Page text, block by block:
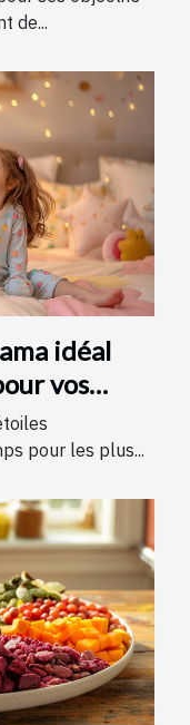
de...
idéal
vos
pour les plus...